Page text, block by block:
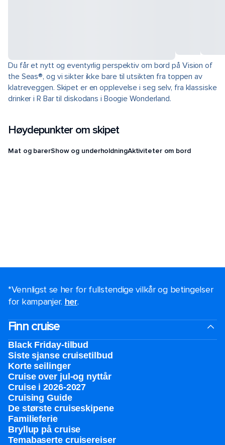
Du får et nytt og eventyrlig perspektiv om bord på Vision of
the Seas®, og vi sikter ikke bare til utsikten fra toppen av
klatreveggen. Skipet er en opplevelse i seg selv, fra klassiske
drinker i R Bar til diskodans i Boogie Wonderland.
Høydepunkter om skipet
Mat og barerShow og underholdningAktiviteter om bord
*Vennligst se her for fullstendige vilkår og betingelser
for kampanjer. her.
Finn cruise
Black Friday-tilbud
Siste sjanse cruisetilbud
Korte seilinger
Cruise over jul-og nyttår
Cruise i 2026-2027
Cruising Guide
De største cruiseskipene
Familieferie
Bryllup på cruise
Temabaserte cruisereiser